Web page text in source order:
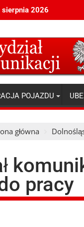
2026
POJAZDU
główna
pracy